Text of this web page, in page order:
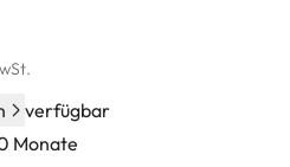
verfügbar
Monate